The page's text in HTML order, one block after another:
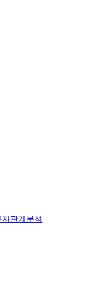
자관계분석